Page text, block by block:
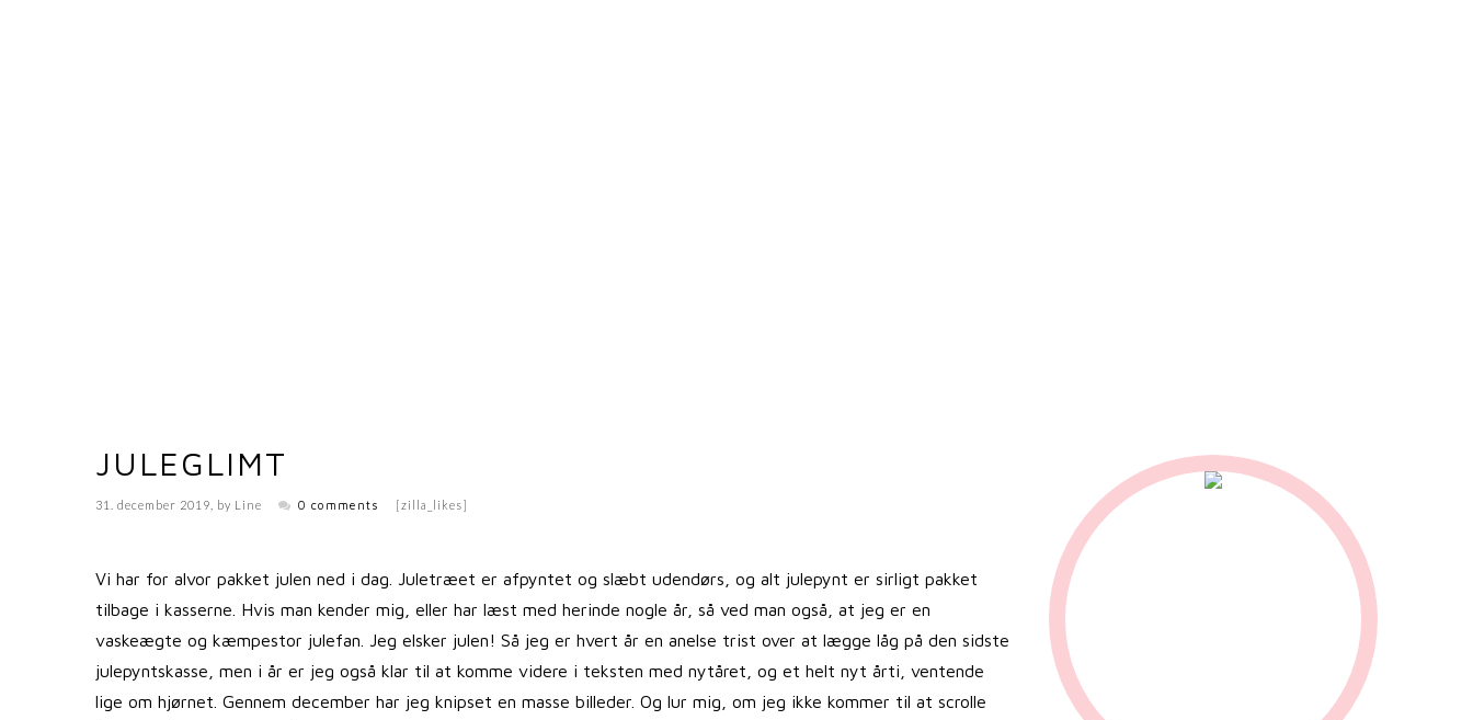
JULEGLIMT
31. december 2019 , by Line 0 comments [zilla_likes]
Vi har for alvor pakket julen ned i dag. Juletræet er afpyntet og slæbt udendørs, og alt julepynt er sirligt pakket
tilbage i kasserne. Hvis man kender mig, eller har læst med herinde nogle år, så ved man også, at jeg er en
vaskeægte og kæmpestor julefan. Jeg elsker julen! Så jeg er hvert år en anelse trist over at lægge låg på den sidste
julepyntskasse, men i år er jeg også klar til at komme videre i teksten med nytåret, og et helt nyt årti, ventende
lige om hjørnet. Gennem december har jeg knipset en masse billeder. Og lur mig, om jeg ikke kommer til at scrolle